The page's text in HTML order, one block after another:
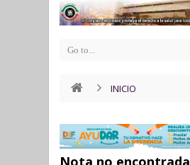
INICIO
Nota no encontrada